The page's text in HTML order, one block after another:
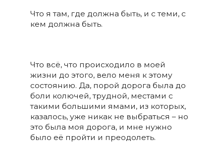
Что я там, где должна быть, и с теми, с
кем должна быть.
Что всё, что происходило в моей
жизни до этого, вело меня к этому
состоянию. Да, порой дорога была до
боли колючей, трудной, местами с
такими большими ямами, из которых,
казалось, уже никак не выбраться – но
это была моя дорога, и мне нужно
было её пройти и преодолеть.